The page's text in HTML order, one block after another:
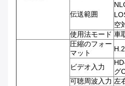
伝送範囲
空
使用法モード 車
圧縮のフォー
マット
ビデオ入力
グ
可聴周波入力 左